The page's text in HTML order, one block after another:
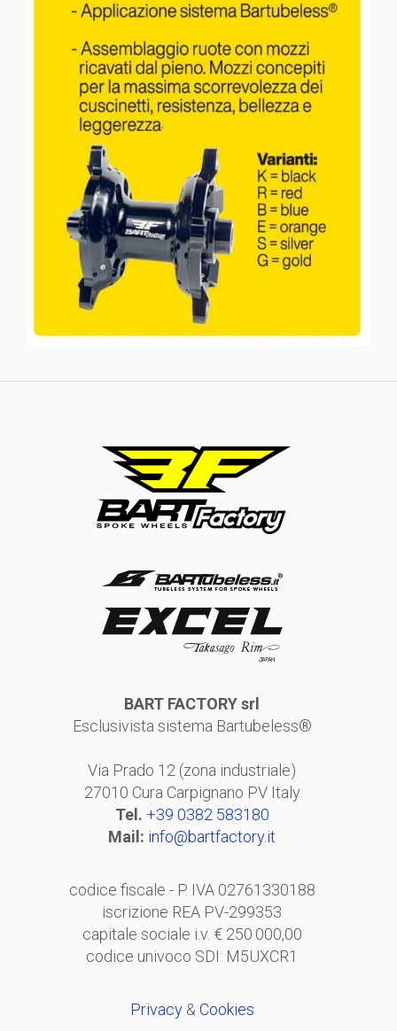
BART FACTORY srl
Esclusivista sistema Bartubeless®
Via Prado 12 (zona industriale)
27010 Cura Carpignano PV Italy
Tel. +39 0382 583180
Mail: info@bartfactory.it
codice fiscale - P. IVA 02761330188
iscrizione REA PV-299353
capitale sociale i.v. € 250.000,00
codice univoco SDI: M5UXCR1
Privacy& Cookies